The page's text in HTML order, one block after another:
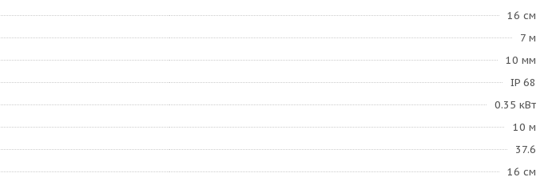
16 см
7 м
10 мм
IP 68
0.35 кВт
10 м
37.6
16 см